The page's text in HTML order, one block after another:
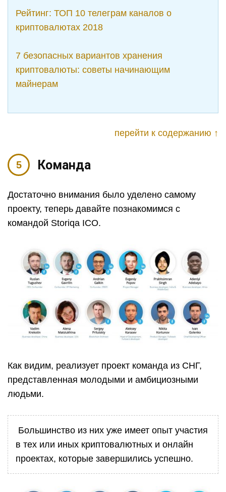
Рейтинг: ТОП 10 телеграм каналов о
криптовалютах 2018
7 безопасных вариантов хранения
криптовалюты: советы начинающим
майнерам
перейти к содержанию ↑
Команда
Достаточно внимания было уделено самому
проекту, теперь давайте познакомимся с
командой Storiqa ICO.
Как видим, реализует проект команда из СНГ,
представленная молодыми и амбициозными
людьми.
Большинство из них уже имеет опыт участия
в тех или иных криптовалютных и онлайн
проектах, которые завершились успешно.